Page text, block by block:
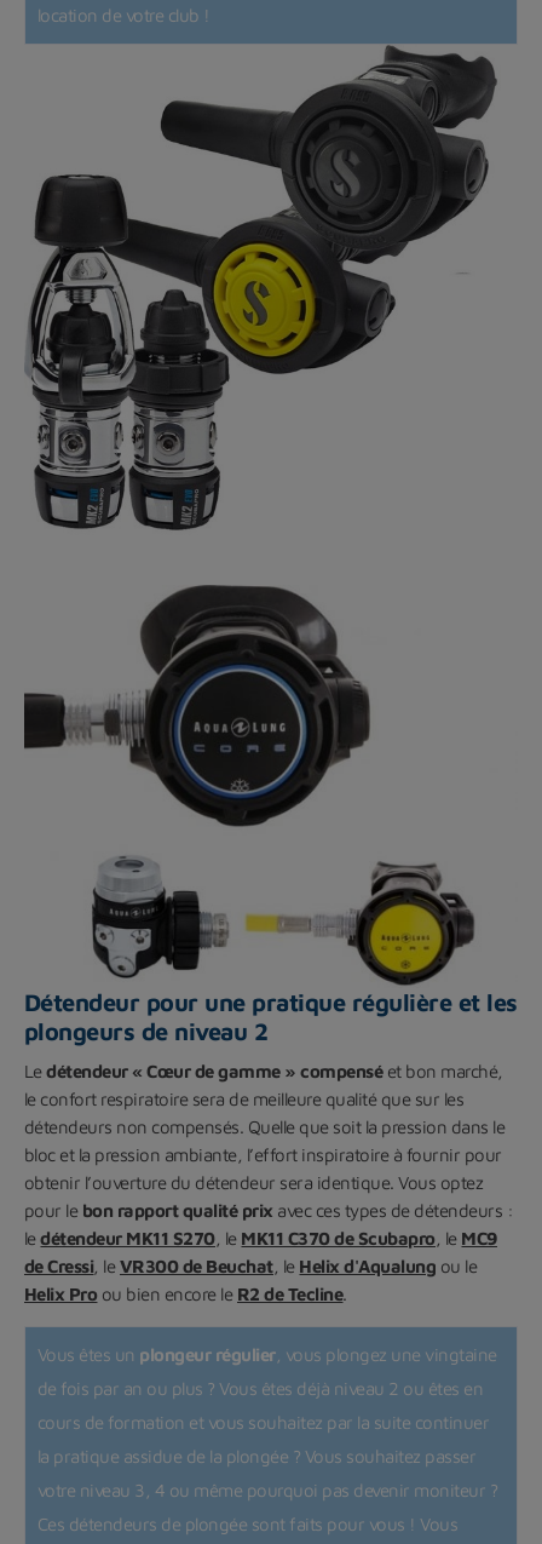
location de votre club !
Détendeur pour une pratique régulière et les
plongeurs de niveau 2
Ledétendeur « Cœur de gamme » compenséet bon marché,
le confort respiratoire sera de meilleure qualité que sur les
détendeurs non compensés. Quelle que soit la pression dans le
bloc et la pression ambiante, l’effort inspiratoire à fournir pour
obtenir l’ouverture du détendeur sera identique. Vous optez
pour le bon rapport qualité prix avec ces types de détendeurs :
le détendeur MK11 S270, le MK11 C370 de Scubapro , le MC9
de Cressi, le VR300 de Beuchat, le Helix d'Aqualung ou le
Helix Pro ou bien encore le R2 de Tecline.
Vous êtes un plongeur régulier, vous plongez une vingtaine
de fois par an ou plus ? Vous êtes déjà niveau 2 ou êtes en
cours de formation et vous souhaitez par la suite continuer
la pratique assidue de la plongée ? Vous souhaitez passer
votre niveau 3, 4 ou même pourquoi pas devenir moniteur ?
Ces détendeurs de plongée sont faits pour vous ! Vous